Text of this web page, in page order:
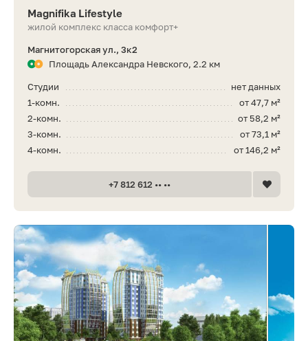
Magnifika Lifestyle
жилой комплекс класса комфорт+
Магнитогорская ул., 3к2
Площадь Александра Невского, 2.2 км
нет данных
Студии
от 47,7 м²
1-комн.
от 58,2 м²
2-комн.
от 73,1 м²
3-комн.
от 146,2 м²
4-комн.
+7 812 612 •• ••